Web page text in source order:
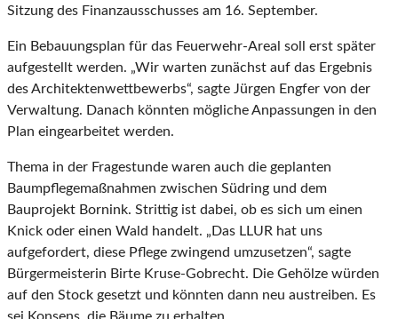
Sitzung des Finanzausschusses am 16. September.
Ein Bebauungsplan für das Feuerwehr-Areal soll erst später
aufgestellt werden. „Wir warten zunächst auf das Ergebnis
des Architektenwettbewerbs“, sagte Jürgen Engfer von der
Verwaltung. Danach könnten mögliche Anpassungen in den
Plan eingearbeitet werden.
Thema in der Fragestunde waren auch die geplanten
Baumpflegemaßnahmen zwischen Südring und dem
Bauprojekt Bornink. Strittig ist dabei, ob es sich um einen
Knick oder einen Wald handelt. „Das LLUR hat uns
aufgefordert, diese Pflege zwingend umzusetzen“, sagte
Bürgermeisterin Birte Kruse-Gobrecht. Die Gehölze würden
auf den Stock gesetzt und könnten dann neu austreiben. Es